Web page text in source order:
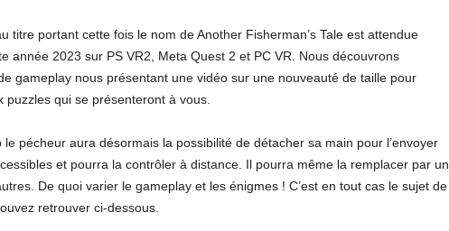
titre portant cette fois le nom de Another Fisherman’s Tale est attendue
année 2023 sur PS VR2, Meta Quest 2 et PC VR. Nous découvrons
gameplay nous présentant une vidéo sur une nouveauté de taille pour
puzzles qui se présenteront à vous.
pécheur aura désormais la possibilité de détacher sa main pour l’envoyer
et pourra la contrôler à distance. Il pourra même la remplacer par un
De quoi varier le gameplay et les énigmes ! C’est en tout cas le sujet de
retrouver ci-dessous.